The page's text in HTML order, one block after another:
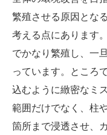
繁殖させる原因とな
考える点にあります
でかなり繁殖し、一
っています。ところ
込むように緻密なミ
範囲だけでなく、柱
箇所まで浸透させ、